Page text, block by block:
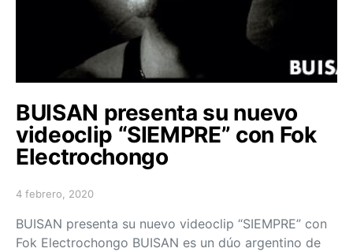
BUISAN presenta su nuevo
videoclip “SIEMPRE” con Fok
Electrochongo
Posted on
4 febrero, 2020
BUISAN presenta su nuevo videoclip “SIEMPRE” con
Fok Electrochongo BUISAN es un dúo argentino de